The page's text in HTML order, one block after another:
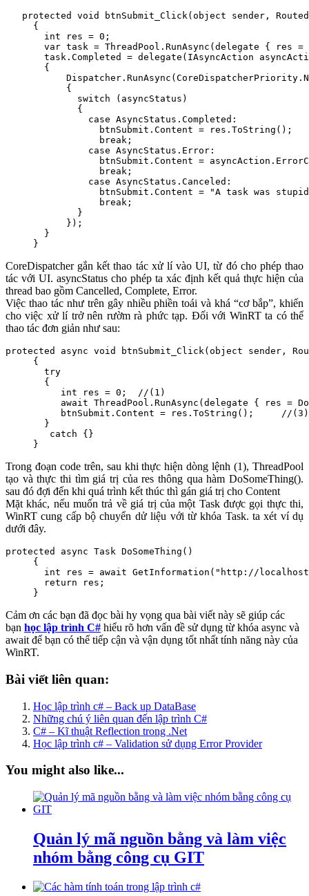
protected void btnSubmit_Click(object sender,
     {
       int res = 0;
var task = ThreadPool.RunAsync(delegate { res
task.Completed = delegate(IAsyncAction
       {
           {
             switch (asyncStatus)
             {
               case AsyncStatus.Completed:
                 btnSubmit.Content = res.ToString();
                 break;
               case AsyncStatus.Error:
btnSubmit.Content =
                 break;
               case AsyncStatus.Canceled:
btnSubmit.Content = "A task was
                 break;
             }
           });
       }
     }
CoreDispatcher gắn kết thao tác xử lí vào UI, từ đó cho phép thao
tác với UI. asyncStatus cho phép ta xác định kết quả thực hiện của
thread bao gồm Cancelled, Complete, Error.
Việc thao tác như trên gây nhiều phiền toái và khá “cơ bắp”, khiến
cho việc xử lí trở nên rườm rà phức tạp. Đối với WinRT ta có thể
thao tác đơn giản như sau:
protected async void btnSubmit_Click(object sender,
     {
       try
       {
          int res = 0;  //(1)
await ThreadPool.RunAsync(delegate { res =
          btnSubmit.Content = res.ToString();     //(3)
       }
        catch {}
     }
Trong đoạn code trên, sau khi thực hiện dòng lệnh (1), ThreadPool
tạo và thực thi tìm giá trị của res thông qua hàm DoSomeThing().
sau đó đợi đến khi quá trình kết thúc thì gán giá trị cho Content
Mặt khác, nếu muốn trả về giá trị của một Task được gọi thực thi,
WinRT cung cấp bộ chuyển dử liệu với từ khóa Task. ta xét ví dụ
dưới đây.
protected async Task DoSomeThing()
     {
int res = await GetInformation("http://
       return res;
     }
Cảm ơn các bạn đã đọc bài hy vọng qua bài viết này sẽ giúp các
bạn học lập trình C# hiểu rõ hơn vấn đề sử dụng từ khóa async và
await để bạn có thể tiếp cận và vận dụng tốt nhất tính năng này của
WinRT.
Bài viết liên quan:
Học lập trình c# – Back up DataBase
Những chú ý liên quan đến lập trình C#
C# – Kĩ thuật Reflection trong .Net
Học lập trình c# – Validation sử dụng Error Provider
You might also like...
Quản lý mã nguồn bằng và làm việc
nhóm bằng công cụ GIT